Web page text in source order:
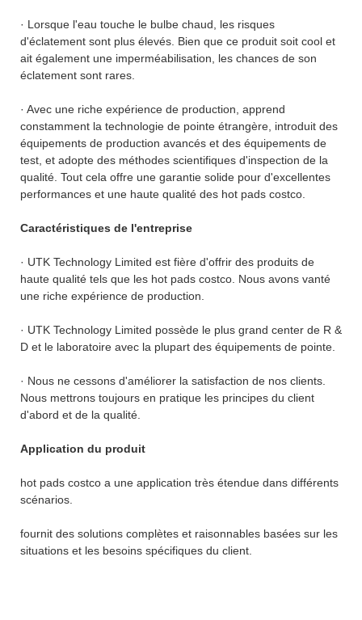
· Lorsque l'eau touche le bulbe chaud, les risques
d'éclatement sont plus élevés. Bien que ce produit soit cool et
ait également une imperméabilisation, les chances de son
éclatement sont rares.
· Avec une riche expérience de production, apprend
constamment la technologie de pointe étrangère, introduit des
équipements de production avancés et des équipements de
test, et adopte des méthodes scientifiques d'inspection de la
qualité. Tout cela offre une garantie solide pour d'excellentes
performances et une haute qualité des hot pads costco.
Caractéristiques de l'entreprise
· UTK Technology Limited est fière d'offrir des produits de
haute qualité tels que les hot pads costco. Nous avons vanté
une riche expérience de production.
· UTK Technology Limited possède le plus grand center de R &
D et le laboratoire avec la plupart des équipements de pointe.
· Nous ne cessons d'améliorer la satisfaction de nos clients.
Nous mettrons toujours en pratique les principes du client
d'abord et de la qualité.
Application du produit
hot pads costco a une application très étendue dans différents
scénarios.
fournit des solutions complètes et raisonnables basées sur les
situations et les besoins spécifiques du client.